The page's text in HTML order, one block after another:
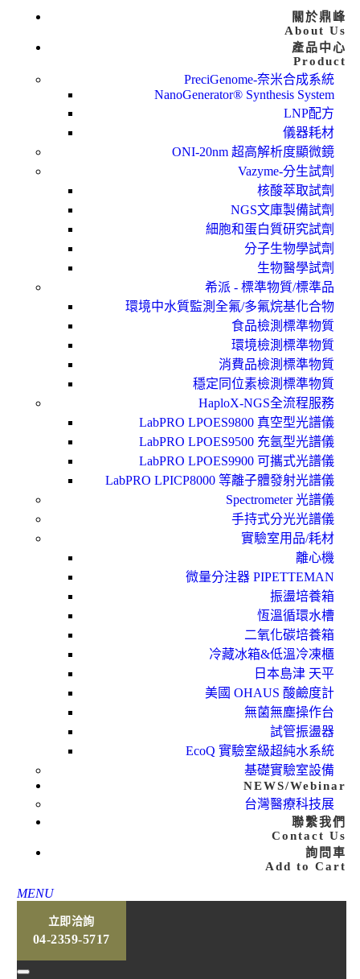
關於鼎峰
About Us
產品中心
Product
PreciGenome-奈米合成系統
NanoGenerator® Synthesis System
LNP配方
儀器耗材
ONI-20nm 超高解析度顯微鏡
Vazyme-分生試劑
核酸萃取試劑
NGS文庫製備試劑
細胞和蛋白質研究試劑
分子生物學試劑
生物醫學試劑
希派 - 標準物質/標準品
環境中水質監測全氟/多氟烷基化合物
食品檢測標準物質
環境檢測標準物質
消費品檢測標準物質
穩定同位素檢測標準物質
HaploX-NGS全流程服務
LabPRO LPOES9800 真空型光譜儀
LabPRO LPOES9500 充氬型光譜儀
LabPRO LPOES9900 可攜式光譜儀
LabPRO LPICP8000 等離子體發射光譜儀
Spectrometer 光譜儀
手持式分光光譜儀
實驗室用品/耗材
離心機
微量分注器 PIPETTEMAN
振盪培養箱
恆溫循環水槽
二氧化碳培養箱
冷藏冰箱&低溫冷凍櫃
日本島津 天平
美國 OHAUS 酸鹼度計
無菌無塵操作台
試管振盪器
EcoQ 實驗室級超純水系統
基礎實驗室設備
NEWS/Webinar
台灣醫療科技展
聯繫我們
Contact Us
詢問車
Add to Cart
MENU
立即洽詢
04-2359-5717